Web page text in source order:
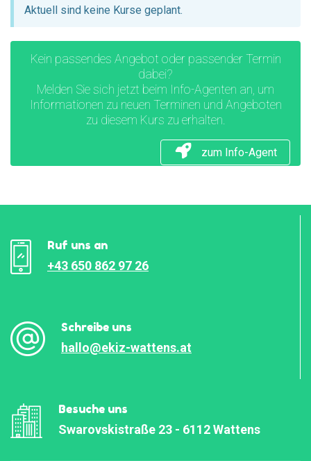
Aktuell sind keine Kurse geplant.
Kein passendes Angebot oder passender Termin
dabei?
Melden Sie sich jetzt beim Info-Agenten an, um
Informationen zu neuen Terminen und Angeboten
zu diesem Kurs zu erhalten.
zum Info-Agent
Ruf uns an
+43 650 862 97 26
Schreibe uns
hallo@ekiz-wattens.at
Besuche uns
Swarovskistraße 23 - 6112 Wattens